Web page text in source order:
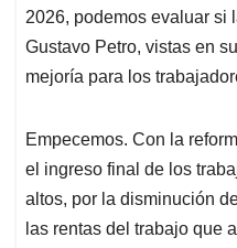
p
k
n
2026, podemos evaluar si
Gustavo Petro, vistas en
mejoría para los
Empecemos. Con la
el ingreso final de los
altos, por la disminución
las rentas del trabajo que